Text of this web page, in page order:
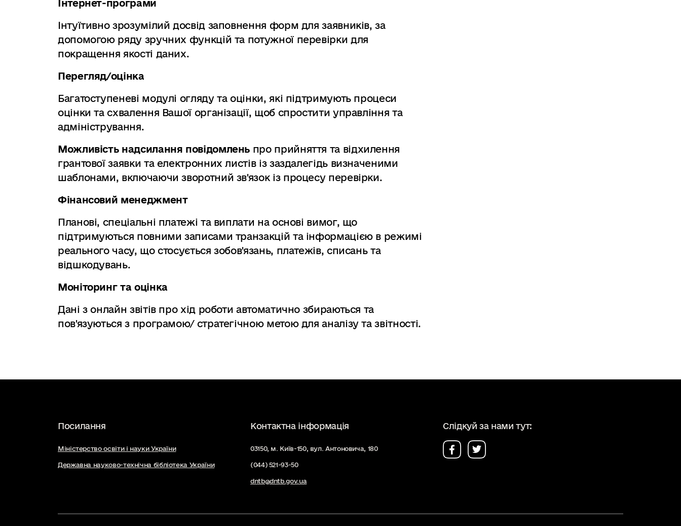
Інтернет-програми
Інтуїтивно зрозумілий досвід заповнення форм для заявників, за
допомогою ряду зручних функцій та потужної перевірки для
покращення якості даних.
Перегляд/оцінка
Багатоступеневі модулі огляду та оцінки, які підтримують процеси
оцінки та схвалення Вашої організації, щоб спростити управління та
адміністрування.
Можливість надсилання повідомлень про прийняття та відхилення
грантової заявки та електронних листів із заздалегідь визначеними
шаблонами, включаючи зворотний зв'язок із процесу перевірки.
Фінансовий менеджмент
Планові, спеціальні платежі та виплати на основі вимог, що
підтримуються повними записами транзакцій та інформацією в режимі
реального часу, що стосується зобов'язань, платежів, списань та
відшкодувань.
Моніторинг та оцінка
Дані з онлайн звітів про хід роботи автоматично збираються та
пов'язуються з програмою/ стратегічною метою для аналізу та звітності.
Посилання
Міністерство освіти і науки України
Державна науково-технічна бібліотека України
Контактна інформація
03150, м. Київ-150, вул. Антоновича, 180
(044) 521-93-50
dntb@dntb.gov.ua
Слідкуй за нами тут: